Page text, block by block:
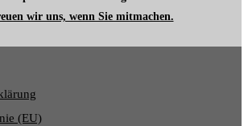
wir uns, wenn Sie mitmachen.
(EU)